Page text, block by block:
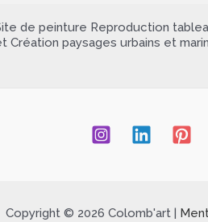
de peinture Reproduction
Création paysages urbains et
Copyright © 2026 Colomb'art |